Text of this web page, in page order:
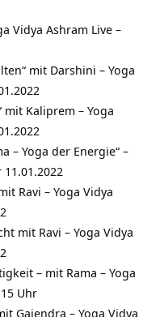
Vidya Ashram Live –
mit Darshini – Yoga
Kaliprem – Yoga
– Yoga der Energie“ –
11.01.2022
Ravi – Yoga Vidya
mit Ravi – Yoga Vidya
– mit Rama – Yoga
Uhr
Gajendra – Yoga Vidya